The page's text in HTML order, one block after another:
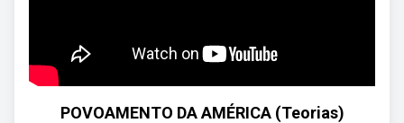
POVOAMENTO DA AMÉRICA (Teorias)